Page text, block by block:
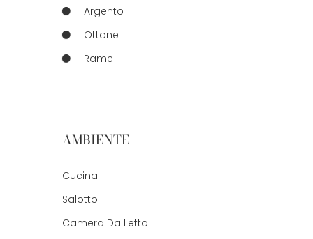
Argento
Ottone
Rame
AMBIENTE
Cucina
Salotto
Camera Da Letto